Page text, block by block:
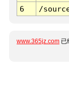
6
/
www.365jz.com 已